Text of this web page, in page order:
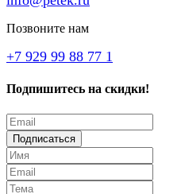
Позвоните нам
+7 929 99 88 77 1
Подпишитесь на скидки!
Подписаться